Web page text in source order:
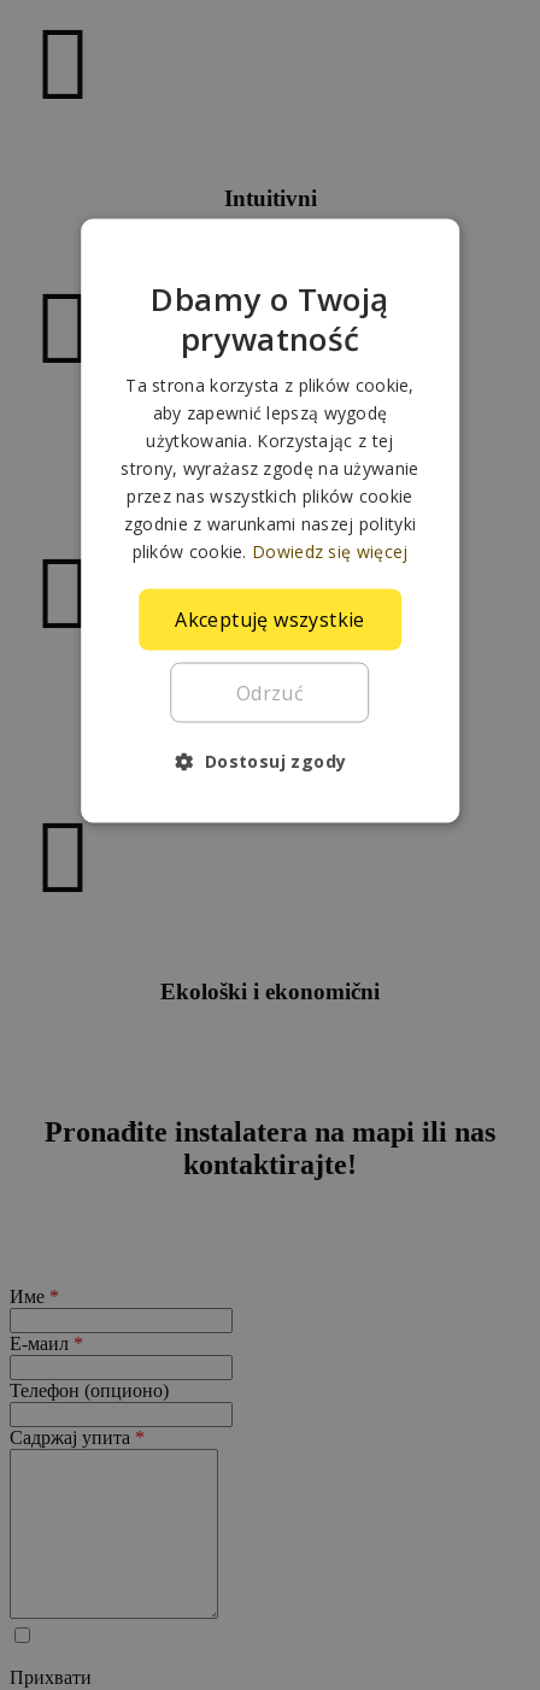
Intuitivni
Bezbedni
Jednostavni za upotrebu
Ekološki i ekonomični
Pronađite instalatera na mapi ili nas
kontaktirajte!
Име *
Е-маил *
Телефон (опционо)
Садржај упита *
Прихвати
Dbamy o Twoją
prywatność
Ta strona korzysta z plików cookie,
aby zapewnić lepszą wygodę
użytkowania. Korzystając z tej
strony, wyrażasz zgodę na używanie
przez nas wszystkich plików cookie
zgodnie z warunkami naszej polityki
plików cookie. Dowiedz się więcej
Akceptuję wszystkie
Odrzuć
Dostosuj zgody